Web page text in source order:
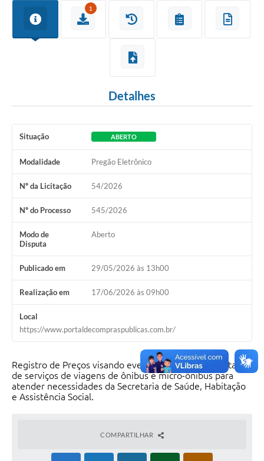
1
Detalhes
Situação ABERTO
Modalidade Pregão Eletrônico
Nº da Licitação 54/2026
Nº do Processo 545/2026
Modo de
Disputa
Aberto
Publicado em 29/05/2026 às 13h00
Realização em 17/06/2026 às 09h00
Local
https://www.portaldecompraspublicas.com.br/
Registro de Preços visando eventual e futura contratação
de serviços de viagens de ônibus e micro-ônibus para
atender necessidades da Secretaria de Saúde, Habitação
e Assistência Social.
COMPARTILHAR